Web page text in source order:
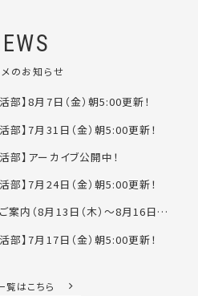
メのお知らせ
部】8月7日（金）朝5:00更新！
部】7月31日（金）朝5:00更新！
部】アーカイブ公開中！
部】7月24日（金）朝5:00更新！
夏季休業のご案内（8月13日（木）～8月16日（日））
部】7月17日（金）朝5:00更新！
覧はこちら